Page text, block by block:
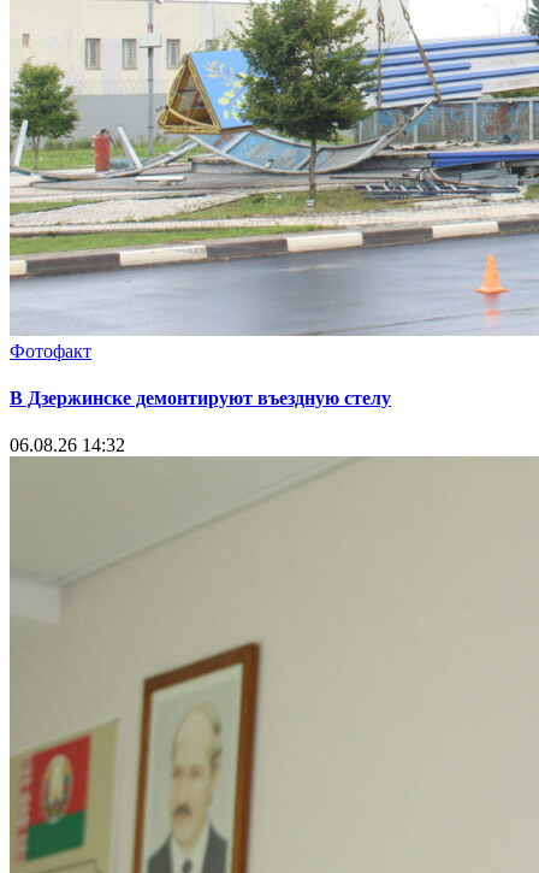
Фотофакт
В Дзержинске демонтируют въездную стелу
06.08.26 14:32